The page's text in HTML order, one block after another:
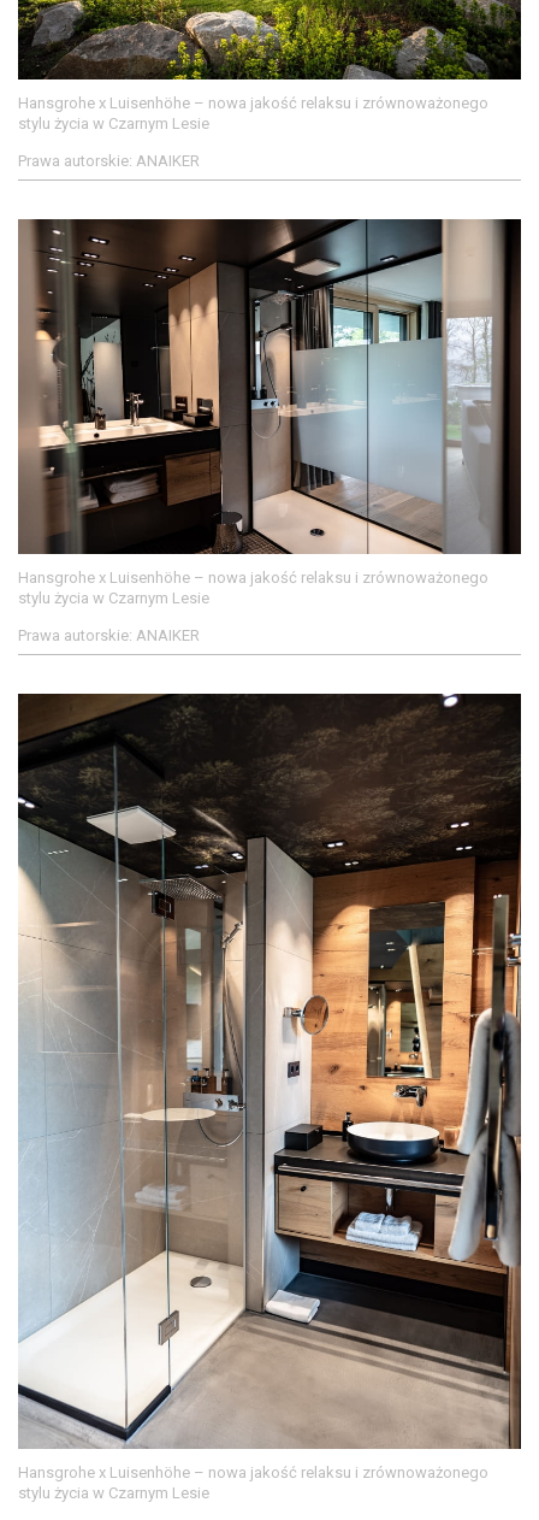
Hansgrohe x Luisenhöhe – nowa jakość relaksu i zrównoważonego
stylu życia w Czarnym Lesie
Prawa autorskie: ANAIKER
Hansgrohe x Luisenhöhe – nowa jakość relaksu i zrównoważonego
stylu życia w Czarnym Lesie
Prawa autorskie: ANAIKER
Hansgrohe x Luisenhöhe – nowa jakość relaksu i zrównoważonego
stylu życia w Czarnym Lesie